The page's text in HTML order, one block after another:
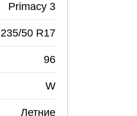
Primacy 3
235/50 R17
96
W
Летние